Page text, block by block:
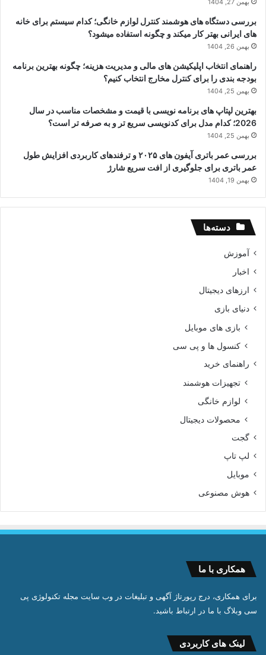
بهمن 27, 1404
بررسی دستگاه های هوشمند کنترل لوازم خانگی؛ کدام سیستم برای خانه
های ایرانی بهتر کار میکند و چگونه استفاده میشود؟
بهمن 26, 1404
راهنمای انتخاب اپلیکیشن های مالی و مدیریت هزینه؛ چگونه بهترین برنامه
بودجه بندی را برای کنترل مخارج انتخاب کنیم؟
بهمن 25, 1404
بهترین لپتاپ های برنامه نویسی با قیمت و مشخصات مناسب در سال
2026؛ کدام مدل برای کدنویسی سریع تر و به صرفه تر است؟
بهمن 25, 1404
بررسی عمر باتری آیفون های ۲۰۲۵ و ترفندهای کاربردی افزایش طول
عمر باتری برای جلوگیری از افت سریع شارژ
بهمن 19, 1404
دسته‌ها
آموزش
اخبار
ارزهای دیجیتال
دنیای بازی
بازی های موبایل
کنسول ها و پی سی
راهنمای خرید
تجهیزات هوشمند
لوازم خانگی
محصولات دیجیتال
گجت
لپ تاپ
موبایل
هوش مصنوعی
همکاری با ما
برای همکاری، درج رپورتاژ آگهی و تبلیغات در وب سایت مجله تکنولوژی پی
سی وبلاگ با ما در ارتباط باشید.
لینک های کاربردی